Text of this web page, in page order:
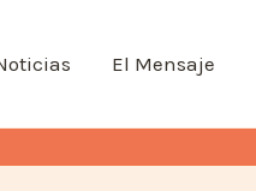
El Mensaje